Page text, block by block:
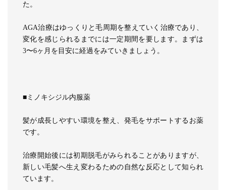
た。
AGA治療はゆっくりと毛周期を整えていく治療であり、
変化を感じられるまでには一定期間を要します。まずは
3〜6ヶ月を目安に経過をみていきましょう。
■ミノキシジル内服薬
髪が成長しやすい環境を整え、発毛をサポートするお薬
です。
治療開始後には初期脱毛がみられることがありますが、
新しい毛髪へ生え変わるための自然な反応として知られ
ています。